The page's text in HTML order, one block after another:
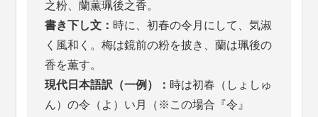
之粉、蘭薫珮後之香。
書き下し文： 時に、初春の令月にして、気淑
く風和く。梅は鏡前の粉を披き、蘭は珮後の
香を薫す。
現代日本語訳（一例）： 時は初春（しょしゅ
ん）の令（よ）い月（※この場合『令』